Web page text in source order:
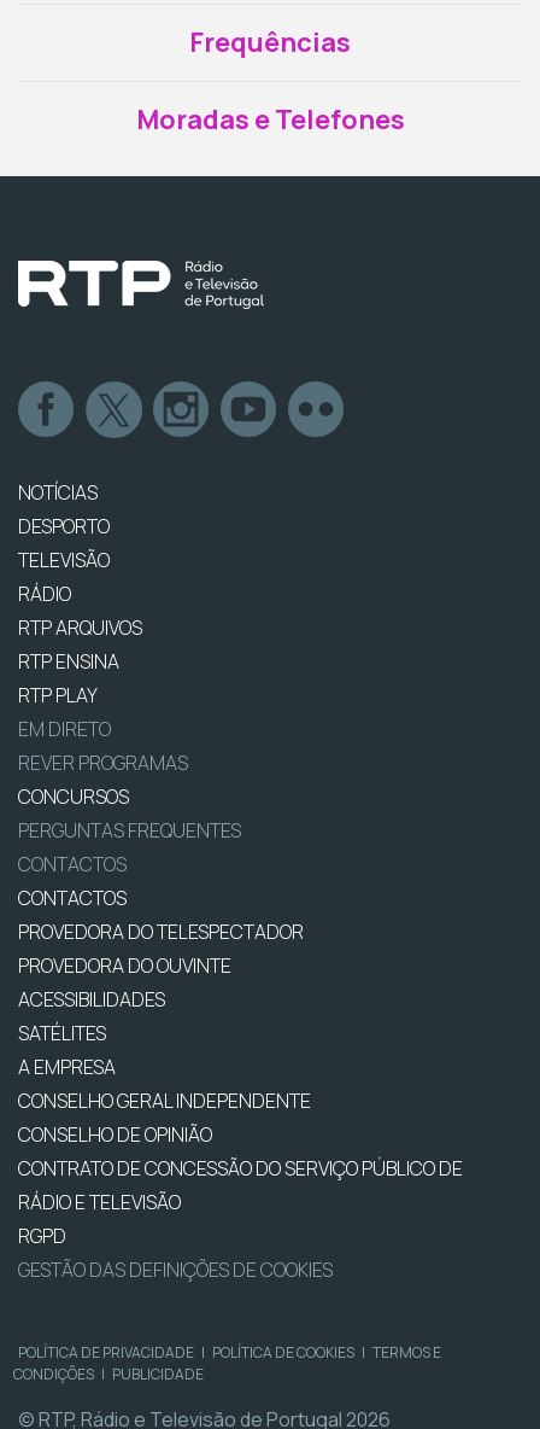
Frequências
Moradas e Telefones
NOTÍCIAS
DESPORTO
TELEVISÃO
RÁDIO
RTP ARQUIVOS
RTP ENSINA
RTP PLAY
EM DIRETO
REVER PROGRAMAS
CONCURSOS
PERGUNTAS FREQUENTES
CONTACTOS
CONTACTOS
PROVEDORA DO TELESPECTADOR
PROVEDORA DO OUVINTE
ACESSIBILIDADES
SATÉLITES
A EMPRESA
CONSELHO GERAL INDEPENDENTE
CONSELHO DE OPINIÃO
CONTRATO DE CONCESSÃO DO SERVIÇO PÚBLICO DE
RÁDIO E TELEVISÃO
RGPD
GESTÃO DAS DEFINIÇÕES DE COOKIES
POLÍTICA DE PRIVACIDADE | POLÍTICA DE COOKIES | TERMOS E
CONDIÇÕES | PUBLICIDADE
© RTP, Rádio e Televisão de Portugal 2026